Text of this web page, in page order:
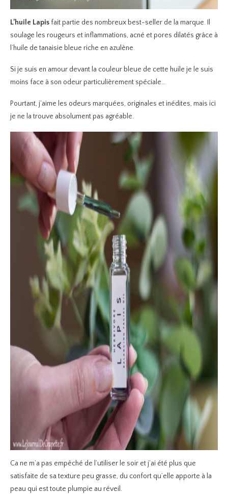
L’huile Lapisfait partie des nombreux best-seller de la marque. Il
soulage les rougeurs et inflammations, acné et pores dilatés grâce à
l’huile de tanaisie bleue riche en azulène.
Si je suis en amour devant la couleur bleue de cette huile je le suis
moins face à son odeur particulièrement spéciale…
Pourtant, j’aime les odeurs marquées, originales et inédites, mais ici
je ne la trouve absolument pas agréable.
Ca ne m’a pas empêché de l’utiliser le soir et j’ai été plus que
satisfaite de sa texture peu grasse, du confort qu’elle apporte à la
peau qui est toute plumpie au réveil.